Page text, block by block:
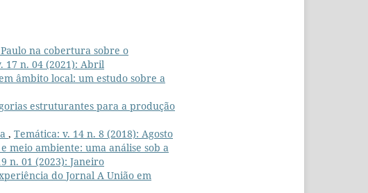
na cobertura sobre o
17 n. 04 (2021): Abril
âmbito local: um estudo sobre a
estruturantes para a produção
, Temática: v. 14 n. 8 (2018): Agosto
meio ambiente: uma análise sob a
n. 01 (2023): Janeiro
do Jornal A União em